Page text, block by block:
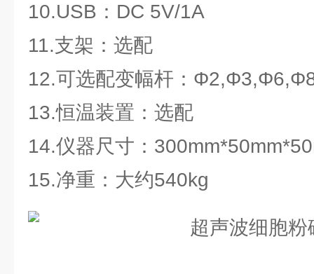
10.USB：DC 5V/1A
11.支架：选配
12.可选配变幅杆：
13.恒温装置：选配
14.仪器尺寸：
15.净重：大约540kg